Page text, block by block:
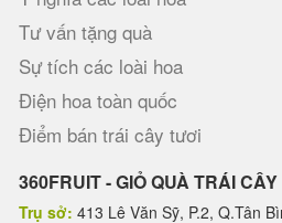
Tư vấn tặng quà
Sự tích các loài hoa
Điện hoa toàn quốc
Điểm bán trái cây tươi
360FRUIT - GIỎ QUÀ TRÁI CÂY
Trụ sở: 413 Lê Văn Sỹ, P.2, Q.Tân